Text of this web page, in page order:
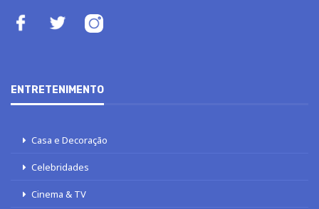
ENTRETENIMENTO
Casa e Decoração
Celebridades
Cinema & TV